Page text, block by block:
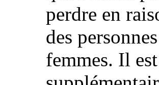
perdre en
des
femmes. Il